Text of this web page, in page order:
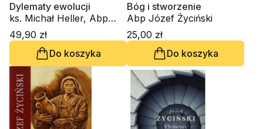
Dylematy ewolucji
ks. Michał Heller, Abp
Józef Życiński
49,90 zł
Do koszyka
Bóg i stworzenie
Abp Józef Życiński
25,00 zł
Do koszyka